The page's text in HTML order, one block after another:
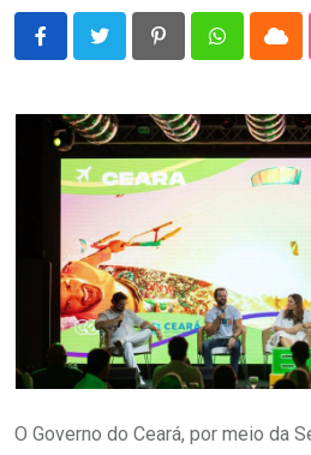
PinterestWhatsappCloud
O Governo do Ceará, por meio da